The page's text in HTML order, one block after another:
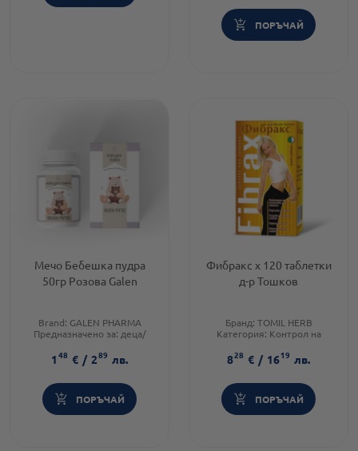
ПОРЪЧАЙ
Мечо Бебешка пудра
50гр Розова Galen
Brand: GALEN PHARMA
Предназначено за: деца/
Приложение:дермално
148 € / 289 лв.
ПОРЪЧАЙ
Фибракс х 120 таблетки
д-р Тошков
Бранд: TOMIL HERB
Категория: Контрол на
Форма на продукта: таблетки
828 € / 1619 лв.
ПОРЪЧАЙ